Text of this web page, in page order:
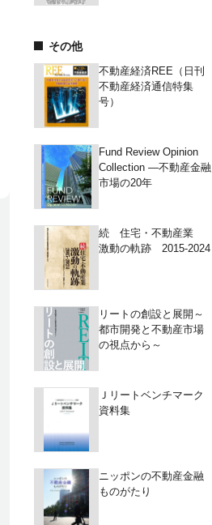
その他
不動産経済REE（日刊
不動産経済通信特集
号）
Fund Review Opinion
Collection ―不動産金融
市場の20年
続 住宅・不動産業
激動の軌跡 2015-2024
リートの創設と展開～
都市開発と不動産市場
の視点から～
Ｊリートベンチマーク
資料集
ニッポンの不動産金融
ものがたり